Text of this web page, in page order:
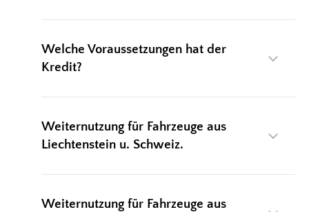
Welche Voraussetzungen hat der
Kredit?
Weiternutzung für Fahrzeuge aus
Liechtenstein u. Schweiz.
Weiternutzung für Fahrzeuge aus
DARLEHENSRECHNER AUTOPFAND
EDELMETALLBARREN
EDELMETALLMÜNZEN
LUXUSUHREN
SCHMUCK U. DIVERSES
SMARTPHONE & CO.